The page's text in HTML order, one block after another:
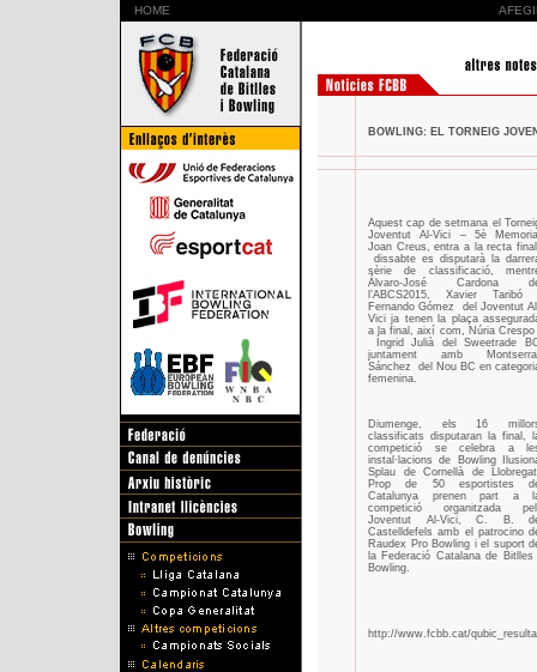
HOME
BOWLING: EL TORNEIG
Aquest cap de setmana el
Joventut Al-Vici – 5è
Joan Creus, entra a la recta
dissabte es disputarà la
sèrie de classificació,
Álvaro-José Cardona
l’ABCS2015, Xavier Taribó
Fernando Gómez
del Joventut
Vici ja tenen la plaça
a la final, així com, Núria Crespo
Íngrid Julià del Sweetrade
juntament amb
Sánchez
del Nou BC en
femenina.
Diumenge, els 16
classificats disputaran la final,
competició se celebra a
instal·lacions de Bowling
Splau de Cornellà de
Prop de 50 esportistes
Catalunya prenen part a
competició organitzada pel
Joventut Al-Vici, C. B.
Castelldefels amb el patrocino
Raudex Pro Bowling i el suport
la Federació Catalana de Bitlles
Bowling.
http://www.fcbb.cat/